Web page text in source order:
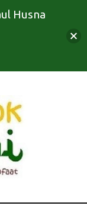
Husna